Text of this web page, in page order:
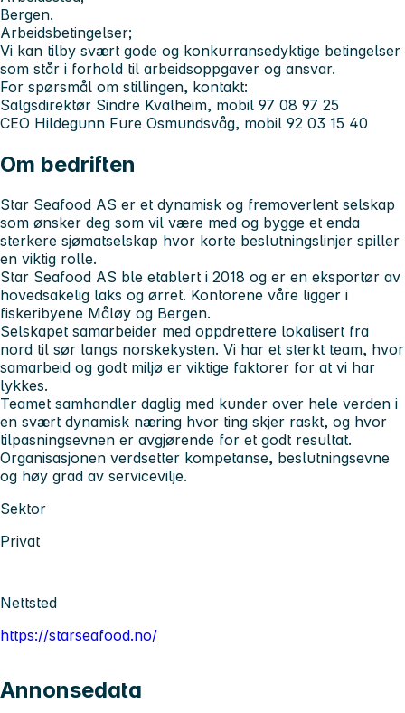
Bergen.
Arbeidsbetingelser;
Vi kan tilby svært gode og konkurransedyktige betingelser
som står i forhold til arbeidsoppgaver og ansvar.
For spørsmål om stillingen, kontakt:
Salgsdirektør Sindre Kvalheim, mobil 97 08 97 25
CEO Hildegunn Fure Osmundsvåg, mobil 92 03 15 40
Om bedriften
Star Seafood AS er et dynamisk og fremoverlent selskap
som ønsker deg som vil være med og bygge et enda
sterkere sjømatselskap hvor korte beslutningslinjer spiller
en viktig rolle.
Star Seafood AS ble etablert i 2018 og er en eksportør av
hovedsakelig laks og ørret. Kontorene våre ligger i
fiskeribyene Måløy og Bergen.
Selskapet samarbeider med oppdrettere lokalisert fra
nord til sør langs norskekysten. Vi har et sterkt team, hvor
samarbeid og godt miljø er viktige faktorer for at vi har
lykkes.
Teamet samhandler daglig med kunder over hele verden i
en svært dynamisk næring hvor ting skjer raskt, og hvor
tilpasningsevnen er avgjørende for et godt resultat.
Organisasjonen verdsetter kompetanse, beslutningsevne
og høy grad av servicevilje.
Sektor
Privat
Nettsted
https://starseafood.no/
Annonsedata